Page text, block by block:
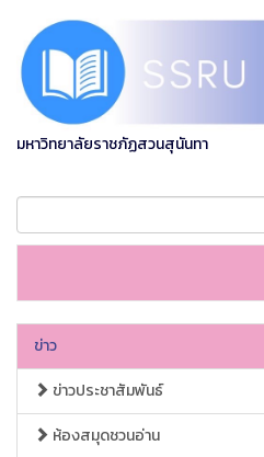
มหาวิทยาลัยราชภัฏสวนสุนันทา
ข่าว
ข่าวประชาสัมพันธ์
ห้องสมุดชวนอ่าน